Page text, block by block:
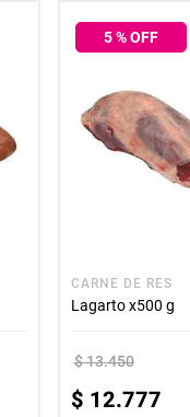
5% OFF
CARNE DE RES
Lagarto x500 g
$13.450
$ 12.777